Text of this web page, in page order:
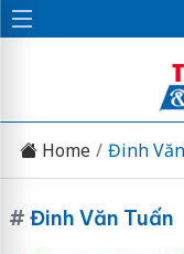
Home Đinh
# Đinh Văn Tuấn